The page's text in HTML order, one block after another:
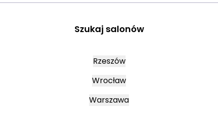
Szukaj salonów
Rzeszów
Wrocław
Warszawa